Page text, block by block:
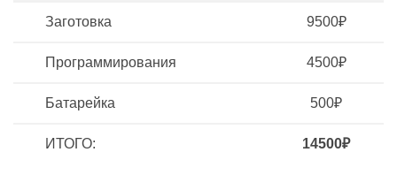
Заготовка 9500₽
Программирования 4500₽
Батарейка 500₽
ИТОГО: 14500₽